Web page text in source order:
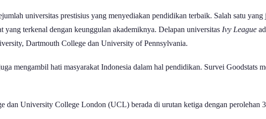
universitas prestisius yang menyediakan pendidikan terbaik. Salah satu yang
terkenal dengan keunggulan akademiknya. Delapan universitas Ivy League
Dartmouth College dan University of Pennsylvania.
mengambil hati masyarakat Indonesia dalam hal pendidikan. Survei Goodstats
dan University College London (UCL) berada di urutan ketiga dengan perolehan